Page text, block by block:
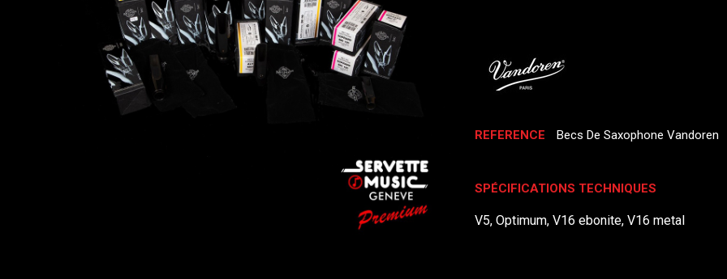
REFERENCE Becs De Saxophone Vandoren
SPÉCIFICATIONS TECHNIQUES
V5, Optimum, V16 ebonite, V16 metal